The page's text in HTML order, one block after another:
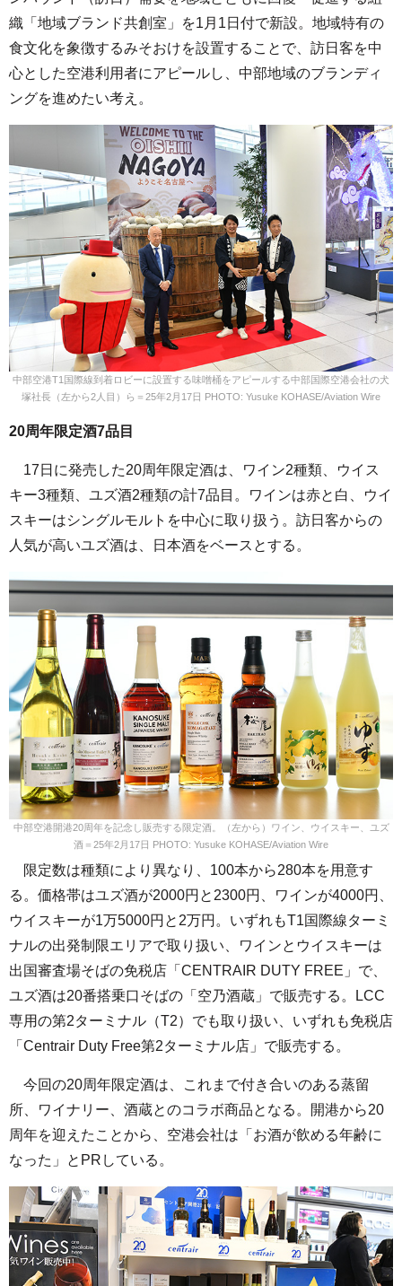
織「地域ブランド共創室」を1月1日付で新設。地域特有の
食文化を象徴するみそおけを設置することで、訪日客を中
心とした空港利用者にアピールし、中部地域のブランディ
ングを進めたい考え。
中部空港T1国際線到着ロビーに設置する味噌桶をアピールする中部国際空港会社の犬
塚社長（左から2人目）ら＝25年2月17日 PHOTO: Yusuke KOHASE/Aviation Wire
20周年限定酒7品目
17日に発売した20周年限定酒は、ワイン2種類、ウイス
キー3種類、ユズ酒2種類の計7品目。ワインは赤と白、ウイ
スキーはシングルモルトを中心に取り扱う。訪日客からの
人気が高いユズ酒は、日本酒をベースとする。
中部空港開港20周年を記念し販売する限定酒。（左から）ワイン、ウイスキー、ユズ
酒＝25年2月17日 PHOTO: Yusuke KOHASE/Aviation Wire
限定数は種類により異なり、100本から280本を用意す
る。価格帯はユズ酒が2000円と2300円、ワインが4000円、
ウイスキーが1万5000円と2万円。いずれもT1国際線ターミ
ナルの出発制限エリアで取り扱い、ワインとウイスキーは
出国審査場そばの免税店「CENTRAIR DUTY FREE」で、
ユズ酒は20番搭乗口そばの「空乃酒蔵」で販売する。LCC
専用の第2ターミナル（T2）でも取り扱い、いずれも免税店
「Centrair Duty Free第2ターミナル店」で販売する。
今回の20周年限定酒は、これまで付き合いのある蒸留
所、ワイナリー、酒蔵とのコラボ商品となる。開港から20
周年を迎えたことから、空港会社は「お酒が飲める年齢に
なった」とPRしている。